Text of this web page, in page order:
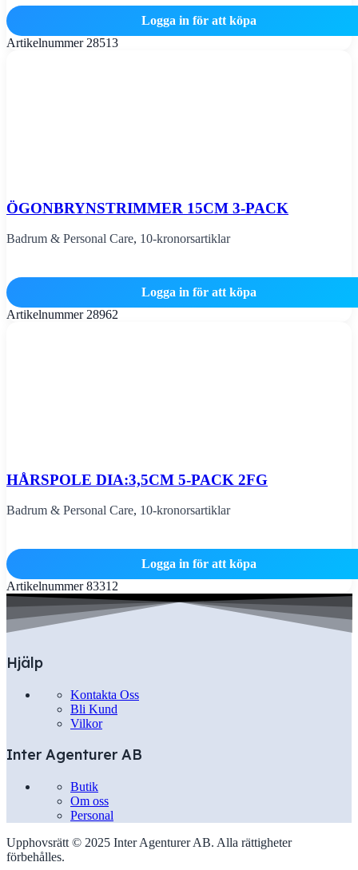
Logga in för att köpa
Artikelnummer 28513
ÖGONBRYNSTRIMMER 15CM 3-PACK
Badrum & Personal Care, 10-kronorsartiklar
Logga in för att köpa
Artikelnummer 28962
HÅRSPOLE DIA:3,5CM 5-PACK 2FG
Badrum & Personal Care, 10-kronorsartiklar
Logga in för att köpa
Artikelnummer83312
Hjälp
Kontakta Oss
Bli Kund
Vilkor
Inter Agenturer AB
Butik
Om oss
Personal
Upphovsrätt © 2025 Inter Agenturer AB. Alla rättigheter
förbehålles.